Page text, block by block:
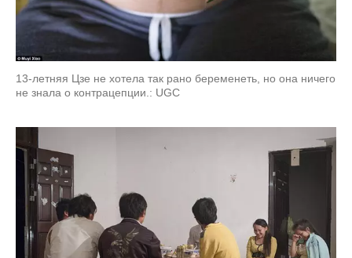
13-летняя Цзе не хотела так рано беременеть, но она ничего
не знала о контрацепции.: UGC